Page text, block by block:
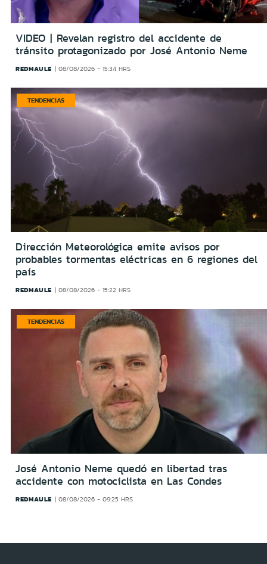
VIDEO | Revelan registro del accidente de
tránsito protagonizado por José Antonio Neme
REDMAULE 08/08/2026 - 15:34 HRS
TENDENCIAS
Dirección Meteorológica emite avisos por
probables tormentas eléctricas en 6 regiones del
país
REDMAULE 08/08/2026 - 15:22 HRS
TENDENCIAS
José Antonio Neme quedó en libertad tras
accidente con motociclista en Las Condes
REDMAULE 08/08/2026 - 09:25 HRS